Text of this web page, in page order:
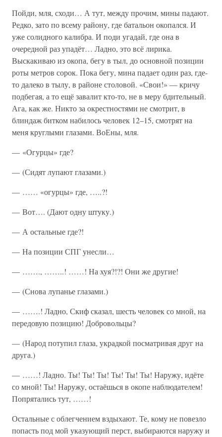
Пойди, мля, сходи… А тут, между прочим, мины падают.
Редко, зато по всему району, где батальон окопался. И
уже солидного калибра. И поди угадай, где она в
очередной раз упадёт… Ладно, это всё лирика.
Выскакиваю из окопа, бегу в тыл, до основной позиции
роты метров сорок. Пока бегу, мина падает один раз, где-
то далеко в тылу, в районе столовой. «Свои!» — кричу
подбегая, а то ещё завалит кто-то, не в меру бдительный.
Ага, как же. Никто за окрестностями не смотрит, в
блиндаж битком набилось человек 12–15, смотрят на
меня круглыми глазами. ВоЕны, мля.
— «Огурцы» где?
— (Сидят лупают глазами.)
— …… «огурцы» где, …..?!
— Вот…. (Дают одну штуку.)
— А остальные где?!
— На позиции СПГ унесли…
— ……., ……..! ……! На хуя?!?! Они же другие!
— (Снова лупанье глазами.)
— …….! Ладно, Скиф сказал, шесть человек со мной, на
передовую позицию! Добровольцы?
— (Народ потупил глаза, украдкой посматривая друг на
друга.)
— ……! Ладно. Ты! Ты! Ты! Ты! Ты! Ты! Наружу, идёте
со мной! Ты! Наружу, остаёшься в окопе наблюдателем!
Попрятались тут, ……!
Остальные с облегчением вздыхают. Те, кому не повезло
попасть под мой указующий перст, выбираются наружу и